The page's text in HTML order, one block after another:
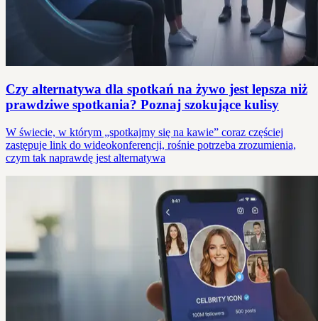
Czy alternatywa dla spotkań na żywo jest lepsza niż
prawdziwe spotkania? Poznaj szokujące kulisy
W świecie, w którym „spotkajmy się na kawie” coraz częściej
zastępuje link do wideokonferencji, rośnie potrzeba zrozumienia,
czym tak naprawdę jest alternatywa